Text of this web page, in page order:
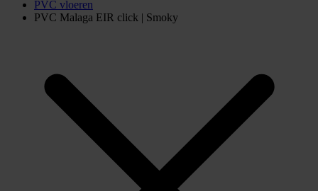
PVC vloeren
PVC Malaga EIR click | Smoky